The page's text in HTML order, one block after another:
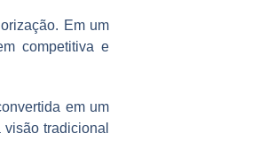
Em um
competitiva e
em um
tradicional